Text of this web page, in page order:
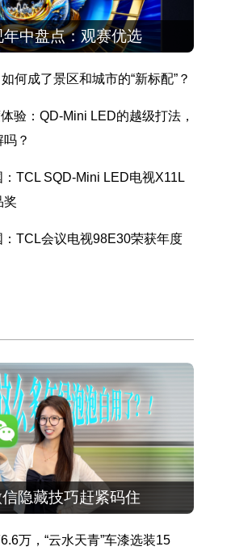
中盘点：观赛优选
何成了景区和城市的“新标配”？
验：QD-Mini LED的越级打法，
？
TCL SQD-Mini LED电视X11L
奖
TCL会议电视98E30荣获年度
隐藏技巧赶紧码住
万，“云水天青”车漆选装15